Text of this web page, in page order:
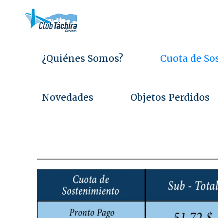
¿Quiénes Somos?
Cuota de
Novedades Objetos Perdidos
C
Cuott